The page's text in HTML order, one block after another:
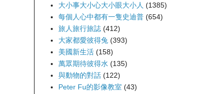
大小事大小心大小眼大小人 (1385)
每個人心中都有一隻史迪普 (654)
旅人旅行旅誌 (412)
大家都愛彼得兔 (393)
美國新生活 (158)
萬眾期待彼得水 (135)
與動物的對話 (122)
Peter Fu的影像教室 (43)